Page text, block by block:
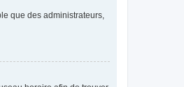
que des administrateurs,